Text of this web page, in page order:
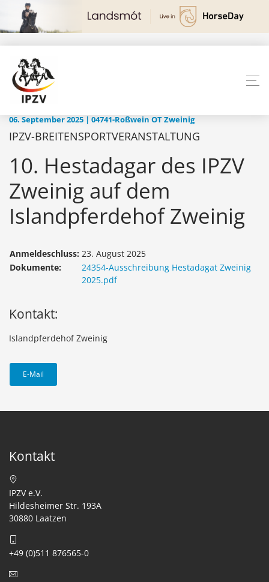
06. September 2025 | 04741-Roßwein OT Zweinig
IPZV-BREITENSPORTVERANSTALTUNG
10. Hestadagar des IPZV
Zweinig auf dem
Islandpferdehof Zweinig
Anmeldeschluss: 23. August 2025
Dokumente:
24354-Ausschreibung Hestadagat Zweinig
2025.pdf
Kontakt:
Islandpferdehof Zweinig
E-Mail
Kontakt
IPZV e.V.
Hildesheimer Str. 193A
30880 Laatzen
+49 (0)511 876565-0